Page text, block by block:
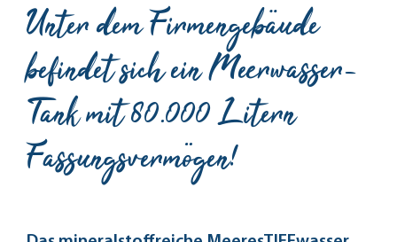
Unter dem Firmengebäude
befindet sich ein Meerwasser-
Tank mit 80.000 Litern
Fassungsvermögen!